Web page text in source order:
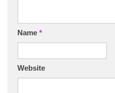
Name *
Website